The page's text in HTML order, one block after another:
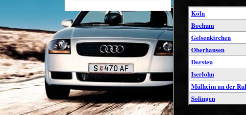
Köln
Bochum
Gelsenkirchen
Oberhausen
Dorsten
Iserlohn
Mülheim an der
Solingen